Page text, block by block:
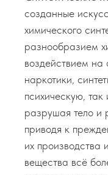
созданные
химического
разнообразием
воздействием
наркотики,
психическую,
разрушая тело и
приводя к
их производства
вещества всё